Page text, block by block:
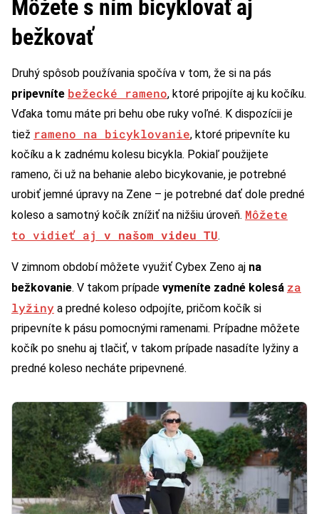
Môžete s ním bicyklovať aj
bežkovať
Druhý spôsob používania spočíva v tom, že si na pás
pripevníte bežecké rameno, ktoré pripojíte aj ku kočíku.
Vďaka tomu máte pri behu obe ruky voľné. K dispozícii je
tiež rameno na bicyklovanie, ktoré pripevníte ku
kočíku a k zadnému kolesu bicykla. Pokiaľ použijete
rameno, či už na behanie alebo bicykovanie, je potrebné
urobiť jemné úpravy na Zene – je potrebné dať dole predné
koleso a samotný kočík znížiť na nižšiu úroveň. Môžete
to vidieť aj v našom videu TU.
V zimnom období môžete využiť Cybex Zeno aj na
bežkovanie. V takom prípade vymeníte zadné kolesá za
lyžiny a predné koleso odpojíte, pričom kočík si
pripevníte k pásu pomocnými ramenami. Prípadne môžete
kočík po snehu aj tlačiť, v takom prípade nasadíte lyžiny a
predné koleso necháte pripevnené.